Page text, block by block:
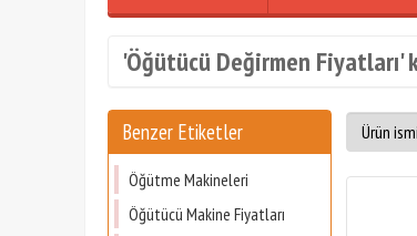
'Öğütücü Değirmen
Benzer Etiketler
Öğütme Makineleri
Öğütücü Makine Fiyatları